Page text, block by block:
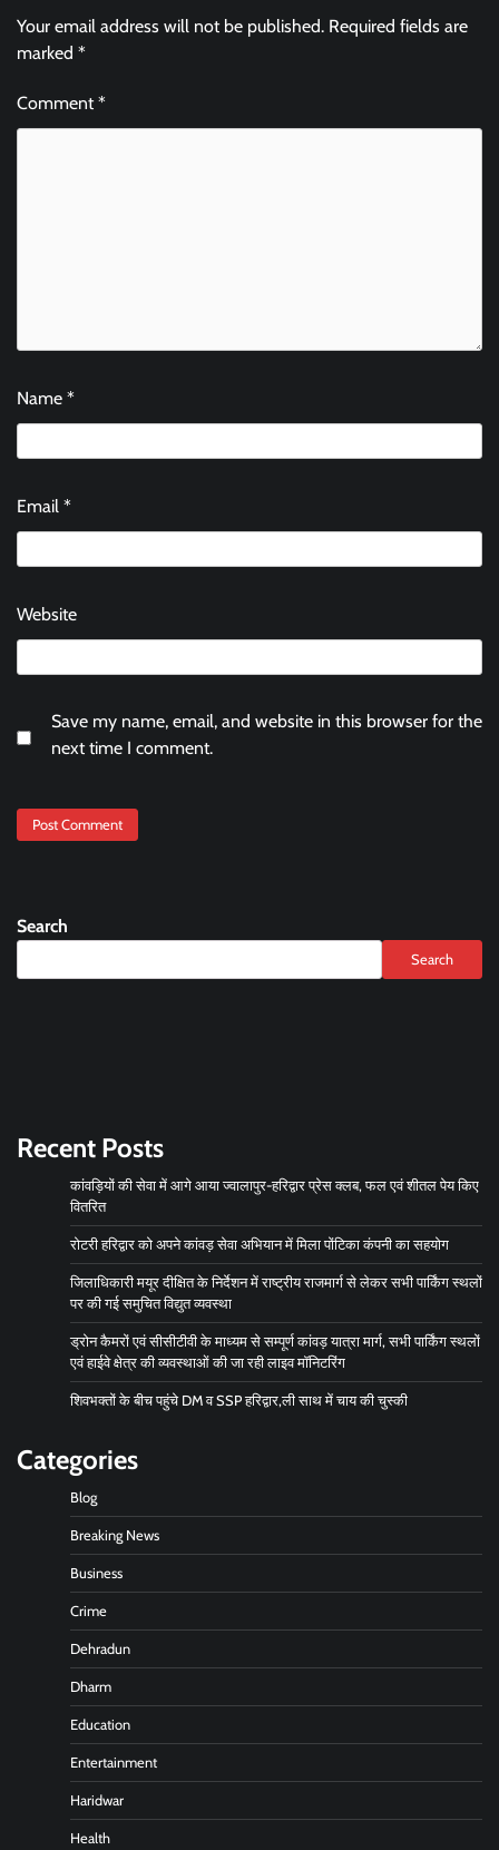
Your email address will not be published. Required fields are
marked *
Comment*
Name *
Email *
Website
Save my name, email, and website in this browser for the
next time I comment.
Search
Search
Recent Posts
कांवड़ियों की सेवा में आगे आया ज्वालापुर-हरिद्वार प्रेस क्लब, फल एवं शीतल पेय किए
वितरित
रोटरी हरिद्वार को अपने कांवड़ सेवा अभियान में मिला पोंटिका कंपनी का सहयोग
जिलाधिकारी मयूर दीक्षित के निर्देशन में राष्ट्रीय राजमार्ग से लेकर सभी पार्किंग स्थलों
पर की गई समुचित विद्युत व्यवस्था
ड्रोन कैमरों एवं सीसीटीवी के माध्यम से सम्पूर्ण कांवड़ यात्रा मार्ग, सभी पार्किंग स्थलों
एवं हाईवे क्षेत्र की व्यवस्थाओं की जा रही लाइव मॉनिटरिंग
शिवभक्तों के बीच पहुंचे DM व SSP हरिद्वार,ली साथ में चाय की चुस्की
Categories
Blog
Breaking News
Business
Crime
Dehradun
Dharm
Education
Entertainment
Haridwar
Health